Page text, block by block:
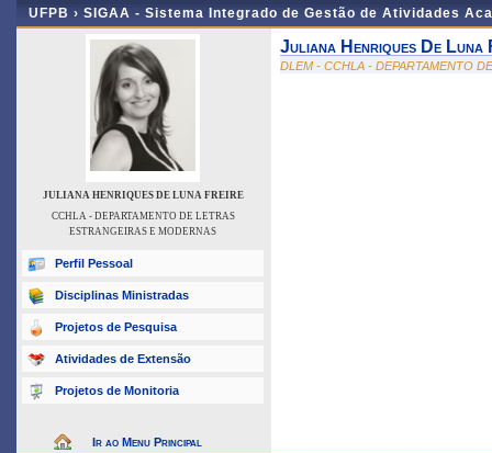
UFPB › SIGAA - Sistema Integrado de Gestão de Atividades
JULIANA HENRIQUES DE LUNA FREIRE
CCHLA - DEPARTAMENTO DE LETRAS
ESTRANGEIRAS E MODERNAS
Perfil Pessoal
Disciplinas Ministradas
Projetos de Pesquisa
Atividades de Extensão
Projetos de Monitoria
Ir ao Menu Principal
Juliana Henriques De Luna
DLEM - CCHLA - DEPARTAMENTO